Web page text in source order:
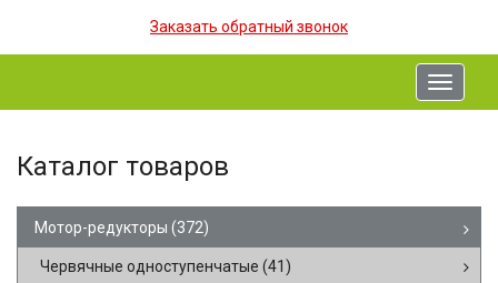
Заказать обратный звонок
Toggle
Каталог товаров
Мотор-редукторы (372)
Червячные одноступенчатые (41)